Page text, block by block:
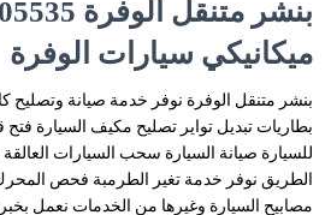
ميكانيكي سيارات الوفرة
بنشر متنقل الوفرة نوفر خدمة صيانة وتصليح
بطاريات تبديل تواير تصليح مكيف السيارة
للسيارة صيانة السيارة سحب السيارات
الطريق نوفر خدمة تغير الطرمبة فحص
مصابيح السيارة وغيرها من الخدمات نعمل